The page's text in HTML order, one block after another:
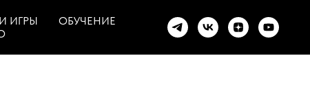
ИГРЫ
ОБУЧЕНИЕ